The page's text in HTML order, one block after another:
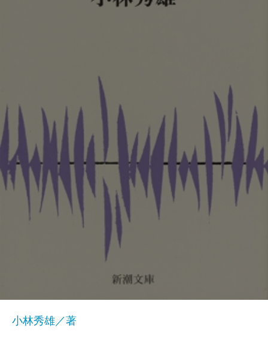
小林秀雄／著